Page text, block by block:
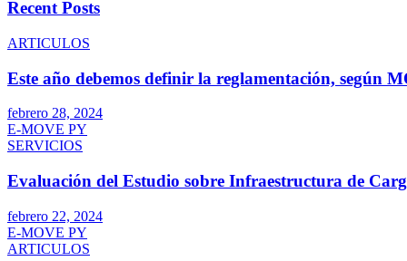
Recent Posts
ARTICULOS
Este año debemos definir la reglamentación, según
febrero 28, 2024
E-MOVE PY
SERVICIOS
Evaluación del Estudio sobre Infraestructura de
febrero 22, 2024
E-MOVE PY
ARTICULOS